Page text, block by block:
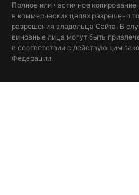
Полное или частичное
в коммерческих целях разрешено
разрешения владельца Сайта. В
виновные лица могут быть
в соответствии с действующим
Федерации.